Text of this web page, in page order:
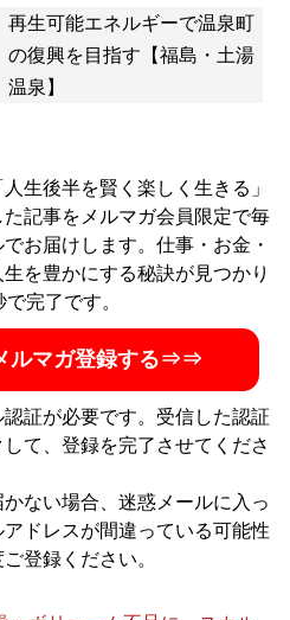
再生可能エネルギーで温泉町
の復興を目指す【福島・土湯
温泉】
生後半を賢く楽しく生きる」
記事をメルマガ会員限定で毎
お届けします。仕事・お金・
を豊かにする秘訣が見つかり
完了です。
ルマガ登録する⇒⇒
証が必要です。受信した認証
て、登録を完了させてくださ
ない場合、迷惑メールに入っ
ドレスが間違っている可能性
登録ください。